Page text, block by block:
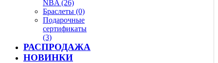
NBA (26)
Браслеты (0)
Подарочные
сертификаты
(3)
РАСПРОДАЖА
НОВИНКИ